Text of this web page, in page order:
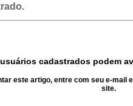
cadastrados podem
este artigo, entre com seu e-mail
site.